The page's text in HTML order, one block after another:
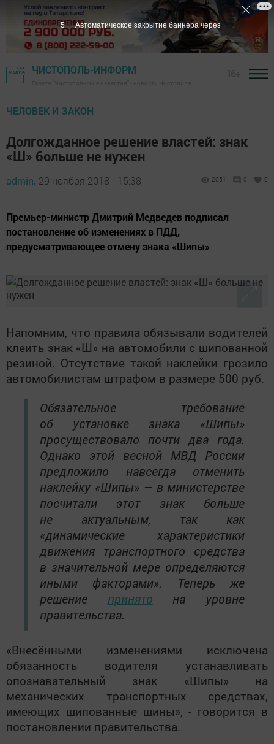
ЧИСТОПОЛЬ-ИНФОРМ
ЧЕЛОВЕК И ЗАКОН
Долгожданное решение властей: знак
«Ш» больше не нужен
admin, 29 ноября 2018 - 15:38 2051 0 0
Премьер-министр Дмитрий Медведев подписал
постановление об изменениях в ПДД,
предусматривающее отмену знака «Шипы»
Напомним, что правила обязывали водителей
клеить знак «Ш» на автомобили с шипованной
резиной. Отсутствие такой наклейки грозило
автомобилистам штрафом в размере 500 руб.
Обязательное требование
об установке знака «Шипы»
просуществовало почти два года.
Однако этой весной МВД России
предложило навсегда отменить
наклейку «Шипы» — в министерстве
посчитали этот знак больше
не актуальным, так как
«динамические характеристики
движения транспортного средства
в значительной мере определяются
иными факторами». Теперь же
решение принято на уровне
правительства.
«Внесёнными изменениями исключена
обязанность водителя устанавливать
опознавательный знак «Шипы» на
механических транспортных средствах,
имеющих шипованные шины», - говорится в
постановлении правительства.
4 Автоматическое закрытие баннера через